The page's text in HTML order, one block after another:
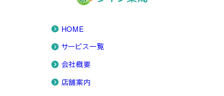
HOME
サービス一覧
会社概要
店舗案内